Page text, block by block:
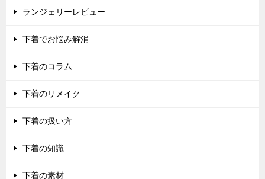
ランジェリーレビュー
下着でお悩み解消
下着のコラム
下着のリメイク
下着の扱い方
下着の知識
下着の素材